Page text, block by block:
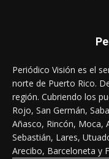
Periódico Visión es el
norte de Puerto Rico.
región. Cubriendo los
Rojo, San Germán,
Añasco, Rincón, Moca,
Sebastián, Lares,
Arecibo, Barceloneta y